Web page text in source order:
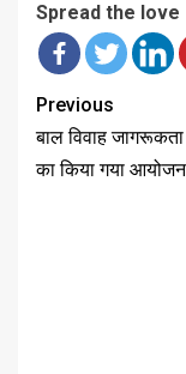
Spread the love
Previous
बाल विवाह
का किया गया आयोजन